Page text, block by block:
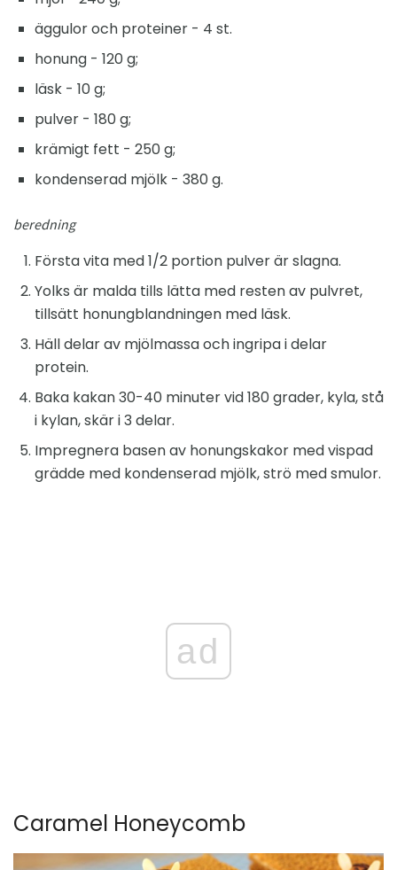
äggulor och proteiner - 4 st.
honung - 120 g;
läsk - 10 g;
pulver - 180 g;
krämigt fett - 250 g;
kondenserad mjölk - 380 g.
beredning
Första vita med 1/2 portion pulver är slagna.
Yolks är malda tills lätta med resten av pulvret,
tillsätt honungblandningen med läsk.
Häll delar av mjölmassa och ingripa i delar
protein.
Baka kakan 30-40 minuter vid 180 grader, kyla, stå
i kylan, skär i 3 delar.
Impregnera basen av honungskakor med vispad
grädde med kondenserad mjölk, strö med smulor.
ad
Caramel Honeycomb